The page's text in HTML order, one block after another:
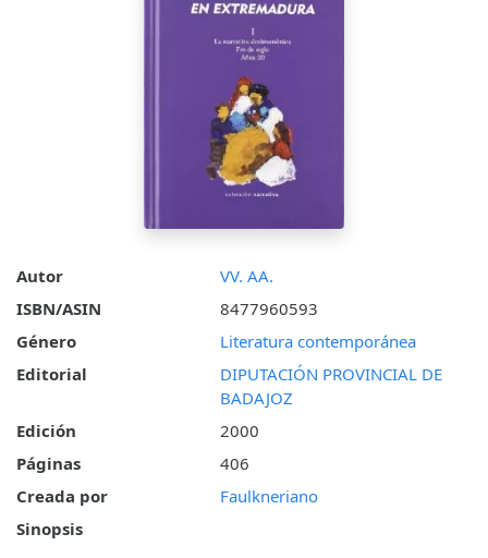
Autor
VV. AA.
ISBN/ASIN
8477960593
Género
Literatura contemporánea
Editorial
DIPUTACIÓN PROVINCIAL DE
BADAJOZ
Edición
2000
Páginas
406
Creada por
Faulkneriano
Sinopsis